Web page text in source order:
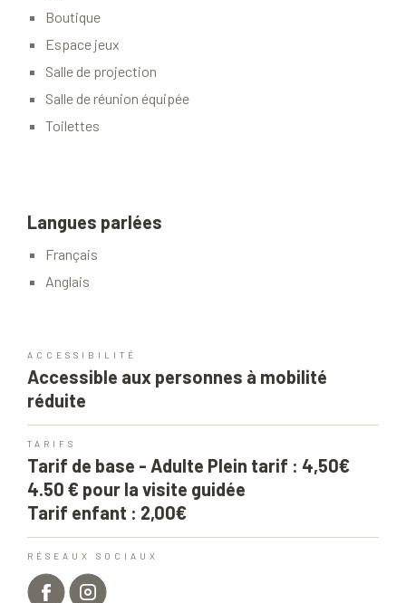
Boutique
Espace jeux
Salle de projection
Salle de réunion équipée
Toilettes
Langues parlées
Français
Anglais
ACCESSIBILITÉ
Accessible aux personnes à mobilité
réduite
TARIFS
Tarif de base - Adulte Plein tarif : 4,50€
4.50 € pour la visite guidée
Tarif enfant : 2,00€
RÉSEAUX SOCIAUX